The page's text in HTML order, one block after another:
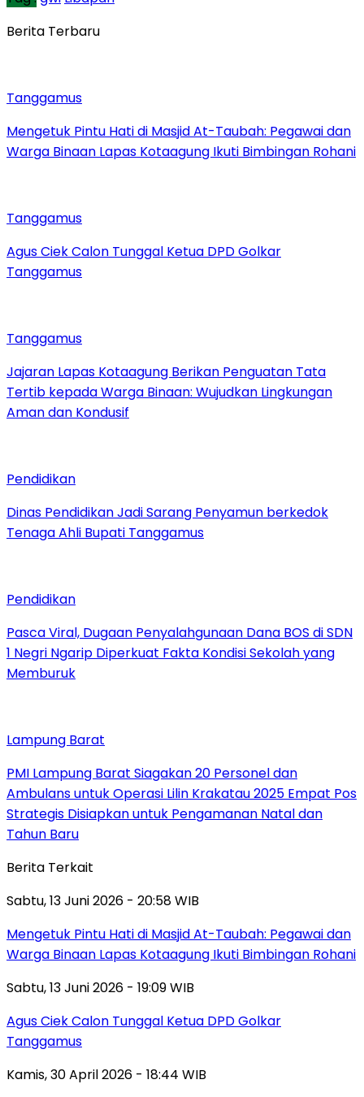
Berita Terbaru
Tanggamus
Mengetuk Pintu Hati di Masjid At-Taubah: Pegawai dan
Warga Binaan Lapas Kotaagung Ikuti Bimbingan Rohani
Tanggamus
Agus Ciek Calon Tunggal Ketua DPD Golkar
Tanggamus
Tanggamus
Jajaran Lapas Kotaagung Berikan Penguatan Tata
Tertib kepada Warga Binaan: Wujudkan Lingkungan
Aman dan Kondusif
Pendidikan
Dinas Pendidikan Jadi Sarang Penyamun berkedok
Tenaga Ahli Bupati Tanggamus
Pendidikan
Pasca Viral, Dugaan Penyalahgunaan Dana BOS di SDN
1 Negri Ngarip Diperkuat Fakta Kondisi Sekolah yang
Memburuk
Lampung Barat
PMI Lampung Barat Siagakan 20 Personel dan
Ambulans untuk Operasi Lilin Krakatau 2025 Empat Pos
Strategis Disiapkan untuk Pengamanan Natal dan
Tahun Baru
Berita Terkait
Sabtu, 13 Juni 2026 - 20:58 WIB
Mengetuk Pintu Hati di Masjid At-Taubah: Pegawai dan
Warga Binaan Lapas Kotaagung Ikuti Bimbingan Rohani
Sabtu, 13 Juni 2026 - 19:09 WIB
Agus Ciek Calon Tunggal Ketua DPD Golkar
Tanggamus
Kamis, 30 April 2026 - 18:44 WIB